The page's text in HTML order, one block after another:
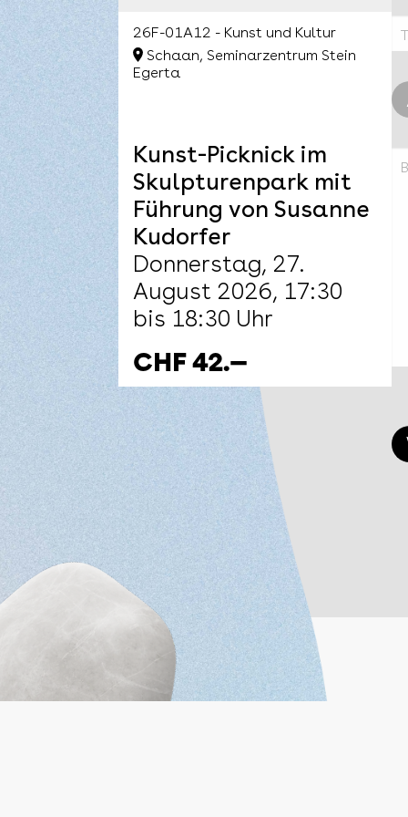
26F-01A12 - Kunst und Kultur
Schaan, Seminarzentrum Stein
Egerta
Kunst-Picknick im
Skulpturenpark mit
Führung von Susanne
Kudorfer
Donnerstag, 27.
August 2026, 17:30
bis 18:30 Uhr
CHF 42.—